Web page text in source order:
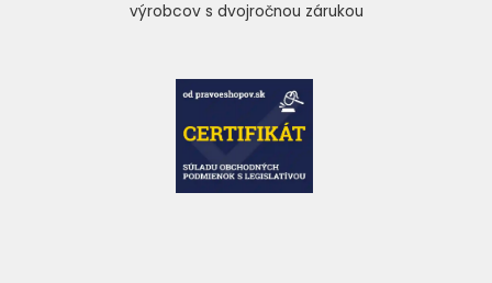
výrobcov s dvojročnou zárukou